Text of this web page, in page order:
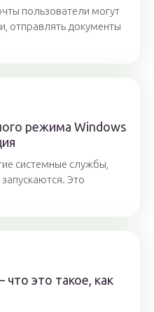
пользователи могут
отправлять документы
режима Windows
системные службы,
Это
это такое, как